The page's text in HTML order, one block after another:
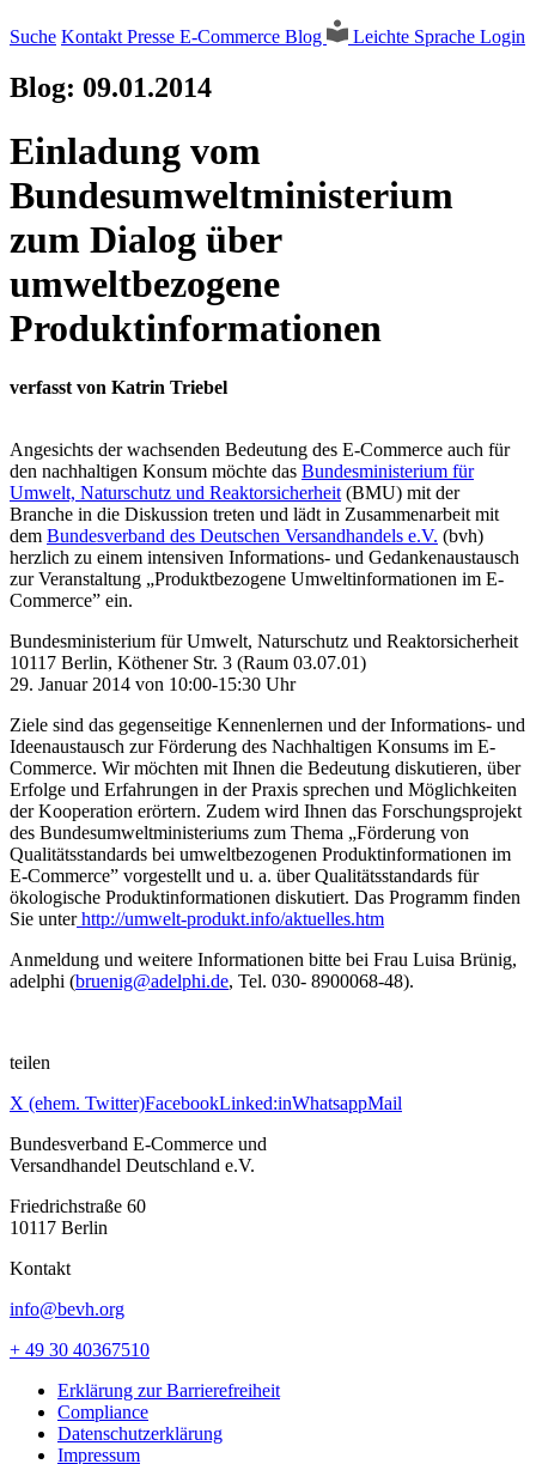
Suche Kontakt Presse E-Commerce Blog Leichte Sprache Login
Blog: 09.01.2014
Einladung vom
Bundesumweltministerium
zum Dialog über
umweltbezogene
Produktinformationen
verfasst von Katrin Triebel
Angesichts der wachsenden Bedeutung des E-Commerce auch für
den nachhaltigen Konsum möchte das Bundesministerium für
Umwelt, Naturschutz und Reaktorsicherheit (BMU) mit der
Branche in die Diskussion treten und lädt in Zusammenarbeit mit
dem Bundesverband des Deutschen Versandhandels e.V. (bvh)
herzlich zu einem intensiven Informations- und Gedankenaustausch
zur Veranstaltung „Produktbezogene Umweltinformationen im E-
Commerceˮ ein.
Bundesministerium für Umwelt, Naturschutz und Reaktorsicherheit
10117 Berlin, Köthener Str. 3 (Raum 03.07.01)
29. Januar 2014 von 10:00-15:30 Uhr
Ziele sind das gegenseitige Kennenlernen und der Informations- und
Ideenaustausch zur Förderung des Nachhaltigen Konsums im E-
Commerce. Wir möchten mit Ihnen die Bedeutung diskutieren, über
Erfolge und Erfahrungen in der Praxis sprechen und Möglichkeiten
der Kooperation erörtern. Zudem wird Ihnen das Forschungsprojekt
des Bundesumweltministeriums zum Thema „Förderung von
Qualitätsstandards bei umweltbezogenen Produktinformationen im
E-Commerceˮ vorgestellt und u. a. über Qualitätsstandards für
ökologische Produktinformationen diskutiert. Das Programm finden
Sie unterhttp://umwelt-produkt.info/aktuelles.htm
Anmeldung und weitere Informationen bitte bei Frau Luisa Brünig,
adelphi (bruenig@adelphi.de, Tel. 030- 8900068-48).
teilen
X (ehem. Twitter)FacebookLinked:inWhatsappMail
Bundesverband E-Commerce und
Versandhandel Deutschland e.V.
Friedrichstraße 60
10117 Berlin
Kontakt
info@bevh.org
+ 49 30 40367510
Erklärung zur Barrierefreiheit
Compliance
Datenschutzerklärung
Impressum